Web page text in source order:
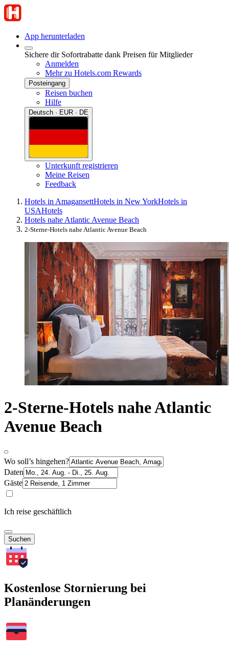
App herunterladen
Sichere dir Sofortrabatte dank Preisen für Mitglieder
Anmelden
Mehr zu Hotels.com Rewards
Posteingang
Reisen buchen
Hilfe
Deutsch · EUR · DE
Unterkunft registrieren
Meine Reisen
Feedback
Hotels in AmagansettHotels in New YorkHotels in
USAHotels
Hotels nahe Atlantic Avenue Beach
2-Sterne-Hotels nahe Atlantic Avenue Beach
2-Sterne-Hotels nahe Atlantic
Avenue Beach
Wo soll’s hingehen?
Daten
Gäste
Ich reise geschäftlich
Suchen
Kostenlose Stornierung bei
Planänderungen